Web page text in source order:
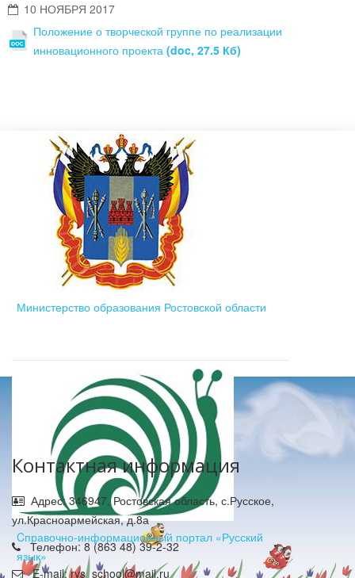
10 НОЯБРЯ 2017
Положение о творческой группе по реализации
инновационного проекта (doc, 27.5 Кб)
Министерство образования Ростовской области
Cправочно-информационный портал «Русский
язык»
Контактная информация
Адрес: 346947, Ростовская область, с.Русское,
ул.Красноармейская, д.8а
Телефон: 8 (863 48) 39-2-32
E-mail: rys_school@mail.ru